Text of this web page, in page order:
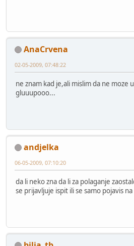
AnaCrvena
02-05-2009, 07:48:22
ne znam kad je,ali mislim da ne moze
gluuupooo...
andjelka
06-05-2009, 07:10:20
da li neko zna da li za polaganje
se prijavljuje ispit ili se samo pojavis